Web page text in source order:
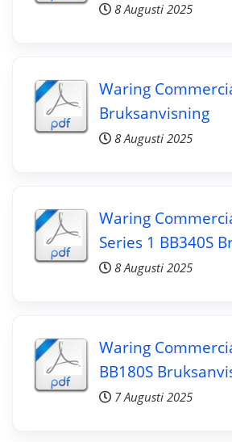
8 Augusti 2025
Waring
Bruksanvisning
8 Augusti 2025
Waring
Series 1 BB340S
8 Augusti 2025
Waring
BB180S
7 Augusti 2025